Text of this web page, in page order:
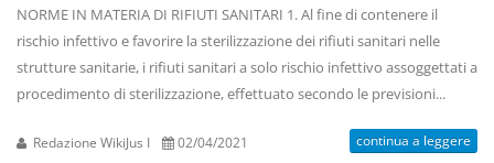
NORME IN MATERIA DI RIFIUTI SANITARI 1. Al fine di contenere il
rischio infettivo e favorire la sterilizzazione dei rifiuti sanitari nelle
strutture sanitarie, i rifiuti sanitari a solo rischio infettivo assoggettati a
procedimento di sterilizzazione, effettuato secondo le previsioni...
Redazione WikiJus I 02/04/2021 continua a leggere